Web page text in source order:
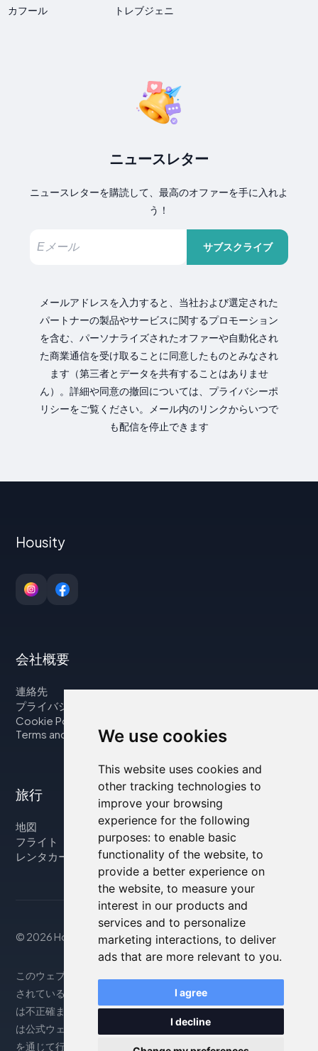
We use cookies
This website uses cookies and
other tracking technologies to
improve your browsing
experience for the following
purposes: to enable basic
functionality of the website, to
provide a better experience on
the website, to measure your
interest in our products and
services and to personalize
marketing interactions, to deliver
ads that are more relevant to you.
I agree
I decline
カフール
トレブジェニ
ニュースレター
ニュースレターを購読して、最高のオファーを手に入れよ
う！
サブスクライブ
メールアドレスを入力すると、当社および選定された
パートナーの製品やサービスに関するプロモーション
を含む、パーソナライズされたオファーや自動化され
た商業通信を受け取ることに同意したものとみなされ
ます（第三者とデータを共有することはありませ
ん）。詳細や同意の撤回については、プライバシーポ
リシーをご覧ください。メール内のリンクからいつで
も配信を停止できます
Housity
会社概要
連絡先
プライバシーポリシー
Cookie Policy
Terms and Conditions
旅行
地図
フライト
レンタカー
© 2026 Housity.net
このウェブサイトは参考情報のみを提供するものであり、掲載
されている宿泊施設とは一切関係ありません。表示される情報
は不正確または古い場合がありますので、正確な情報について
は公式ウェブサイトをご参照ください。予約は提携パートナー
を通じて行われます。詳細については、法律上の注意事項をご